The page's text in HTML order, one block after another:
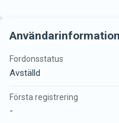
Användarinformation
Fordonsstatus
Avställd
Första registrering
-